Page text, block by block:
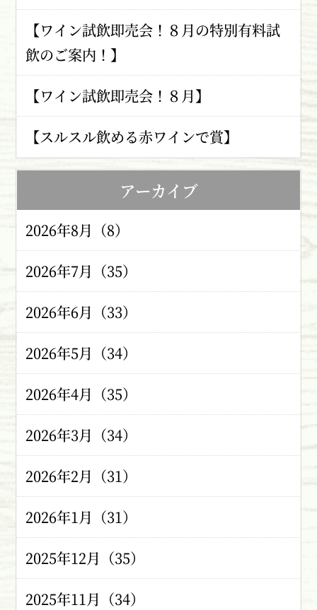
【ワイン試飲即売会！８月の特別有料試
飲のご案内！】
【ワイン試飲即売会！８月】
【スルスル飲める赤ワインで賞】
アーカイブ
2026年8月（8）
2026年7月（35）
2026年6月（33）
2026年5月（34）
2026年4月（35）
2026年3月（34）
2026年2月（31）
2026年1月（31）
2025年12月（35）
2025年11月（34）